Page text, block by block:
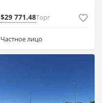
$29 771.48Торг
Частное лицо